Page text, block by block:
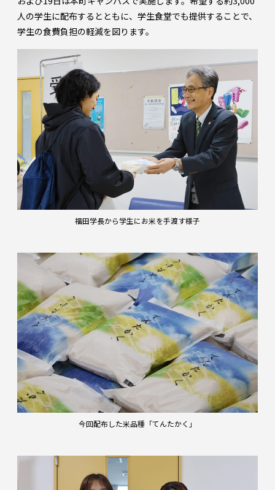
人の学生に配布するとともに、学生食堂でも提供することで、
学生の食費負担の軽減を図ります。
福田学長から学生にお米を手渡す様子
今回配布した米品種「てんたかく」